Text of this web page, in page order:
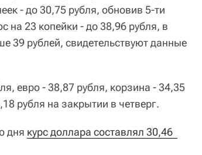
- до 30,75 рубля, обновив 5-ти
на 23 копейки - до 38,96 рубля, в
39 рублей, свидетельствуют данные
евро - 38,87 рубля, корзина - 34,35
рубля на закрытии в четверг.
дня курс доллара составлял 30,46